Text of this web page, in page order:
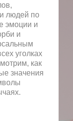
людей по
эмоции и
и
уголках
как
значения